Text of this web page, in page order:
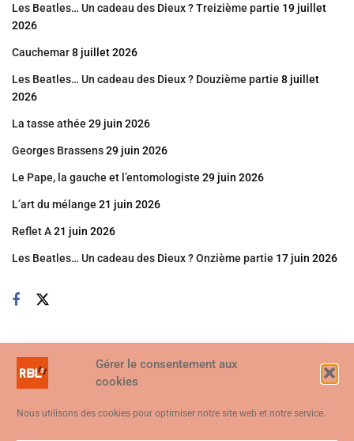
Gérer le consentement aux
cookies
Nous utilisons des cookies pour optimiser notre site web et notre service.
Les Beatles… Un cadeau des Dieux ? Treizième partie 19 juillet
2026
Cauchemar8 juillet 2026
Les Beatles… Un cadeau des Dieux ? Douzième partie 8 juillet
2026
La tasse athée 29 juin 2026
Georges Brassens29 juin 2026
Le Pape, la gauche et l’entomologiste 29 juin 2026
L’art du mélange 21 juin 2026
Reflet A21 juin 2026
Les Beatles… Un cadeau des Dieux ? Onzième partie 17 juin 2026